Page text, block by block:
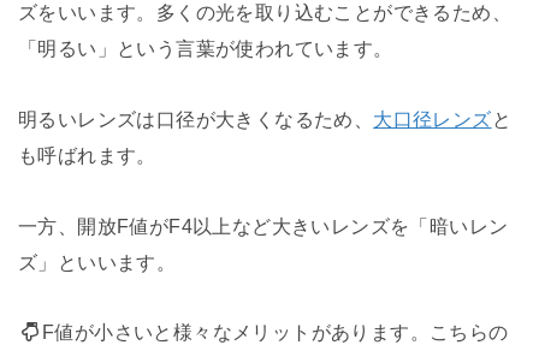
ズをいいます。多くの光を取り込むことができるため、
「明るい」という言葉が使われています。
明るいレンズは口径が大きくなるため、 大口径レンズと
も呼ばれます。
一方、開放F値がF4以上など大きいレンズを「暗いレン
ズ」といいます。
F値が小さいと様々なメリットがあります。こちらの